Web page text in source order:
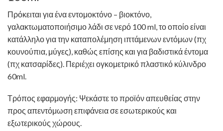
Πρόκειται για ένα εντομοκτόνο – βιοκτόνο,
γαλακτωματοποιήσιμο λάδι σε νερό 100 ml, το οποίο είναι
κατάλληλο για την καταπολέμηση ιπτάμενων εντόμων (πχ
κουνούπια, μύγες), καθώς επίσης και για βαδιστικά έντομα
(πχ κατσαρίδες). Περιέχει ογκομετρικό πλαστικό κύλινδρο
60ml.
Τρόπος εφαρμογής: Ψεκάστε το προϊόν απευθείας στην
προς απεντόμωση επιφάνεια σε εσωτερικούς και
εξωτερικούς χώρους.